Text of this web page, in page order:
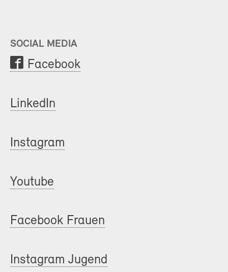
SOCIAL MEDIA
Facebook
LinkedIn
Instagram
Youtube
Facebook Frauen
Instagram Jugend